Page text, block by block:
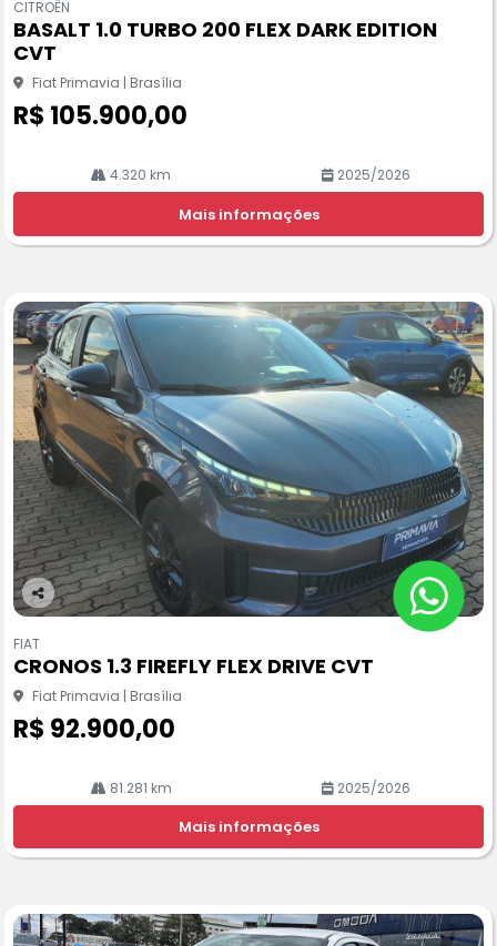
pa
rtil
he
CITROËN
BASALT 1.0 TURBO 200 FLEX DARK EDITION
CVT
Fiat Primavia | Brasília
R$ 105.900,00
4.320 km 2025/2026
Mais informações
Co
pa
rtil
he
FIAT
CRONOS 1.3 FIREFLY FLEX DRIVE CVT
Fiat Primavia | Brasília
R$ 92.900,00
81.281 km 2025/2026
Mais informações